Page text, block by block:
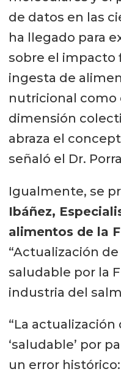
de datos en las
ha llegado para
sobre el impacto
ingesta de
nutricional como
dimensión
abraza el
señaló el Dr.
Igualmente, se
Ibáñez,
alimentos de la
“Actualización
saludable por la
industria del
“La
‘saludable’ por
un error